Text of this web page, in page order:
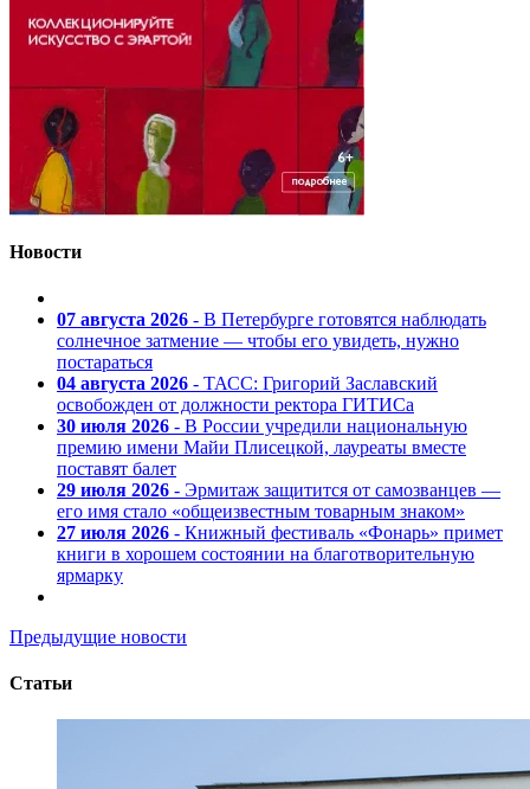
Новости
07 августа 2026 - В Петербурге готовятся наблюдать
солнечное затмение — чтобы его увидеть, нужно
постараться
04 августа 2026 - ТАСС: Григорий Заславский
освобожден от должности ректора ГИТИСа
30 июля 2026 - В России учредили национальную
премию имени Майи Плисецкой, лауреаты вместе
поставят балет
29 июля 2026 - Эрмитаж защитится от самозванцев —
его имя стало «общеизвестным товарным знаком»
27 июля 2026 - Книжный фестиваль «Фонарь» примет
книги в хорошем состоянии на благотворительную
ярмарку
Предыдущие новости
Статьи